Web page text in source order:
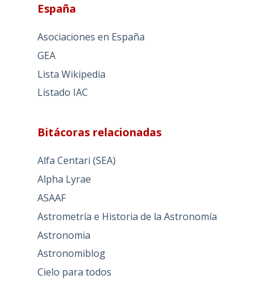
España
Asociaciones en España
GEA
Lista Wikipedia
Listado IAC
Bitácoras relacionadas
Alfa Centari (SEA)
Alpha Lyrae
ASAAF
Astrometría e Historia de la Astronomía
Astronomia
Astronomiblog
Cielo para todos